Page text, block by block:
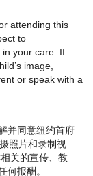
attending this
to
your care. If
image,
or speak with a
并同意纽约首府
照片和录制视
关的宣传、教
何报酬。